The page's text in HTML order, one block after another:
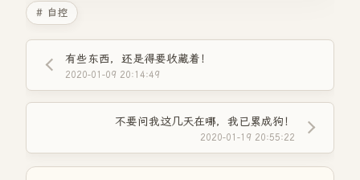
# 自控
有些东西，还是得要收藏着！
2020-01-09 20:14:49
不要问我这几天在哪，我已累成狗！
2020-01-19 20:55:22